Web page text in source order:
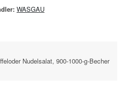
WASGAU
Nudelsalat, 900-1000-g-Becher